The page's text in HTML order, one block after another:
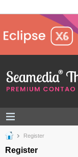
Register
Register